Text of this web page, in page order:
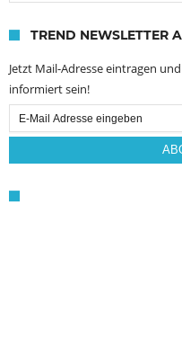
TREND NEWSLETTER
Jetzt Mail-Adresse eintragen
informiert sein!
Email
Subscription